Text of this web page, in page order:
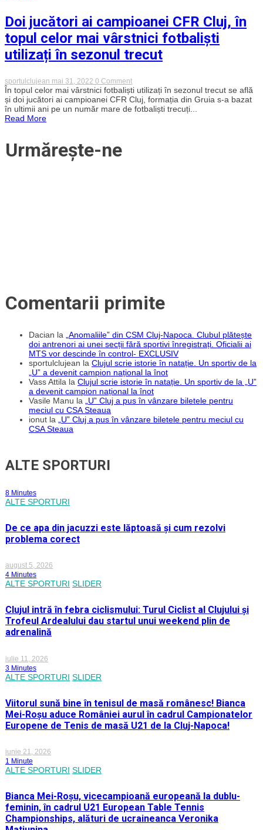
cotelor
de
piață
actualizate
Doi jucători ai campioanei CFR Cluj, în
topul celor mai vârstnici fotbaliști
utilizați în sezonul trecut
sportulclujean mai 31, 2022 0 Commenton
Doi
jucători
ai
campioanei
În topul celor mai vârstnici fotbaliști utilizați în sezonul trecut se află
și doi jucători ai campioanei CFR Cluj, formația din Gruia s-a bazat
în ultimii ani pe un număr mare de fotbaliști trecuți...
Read More
Urmărește-ne
Comentarii primite
Dacian la
„Anomaliile” din CSM Cluj-Napoca. Clubul plătește
doi antrenori ai unei secții fără sportivi înregistrați. Oficialii ai
MTS vor descinde în control- EXCLUSIV
sportulclujean la Clujul scrie istorie în natație. Un sportiv de la
„U” a devenit campion național la înot
Vass Attila la Clujul scrie istorie în natație. Un sportiv de la „U”
a devenit campion național la înot
Vasile Manu la
„U” Cluj a pus în vânzare biletele pentru
meciul cu CSA Steaua
ionut la
„U” Cluj a pus în vânzare biletele pentru meciul cu
CSA Steaua
ALTE SPORTURI
8 Minutes
ALTE SPORTURI
De ce apa din jacuzzi este lăptoasă și cum rezolvi
problema corect
august 5, 2026
4 Minutes
ALTE SPORTURI SLIDER
Clujul intră în febra ciclismului: Turul Ciclist al Clujului și
Trofeul Ardealului dau startul unui weekend plin de
adrenalină
iulie 11, 2026
3 Minutes
ALTE SPORTURI SLIDER
Viitorul sună bine în tenisul de masă românesc! Bianca
Mei-Roșu aduce României aurul în cadrul Campionatelor
Europene de Tenis de masă U21 de la Cluj-Napoca!
iunie 21, 2026
1 Minute
ALTE SPORTURI SLIDER
Bianca Mei-Roșu, vicecampioană europeană la dublu-
feminin, în cadrul U21 European Table Tennis
Championships, alături de ucraineanca Veronika